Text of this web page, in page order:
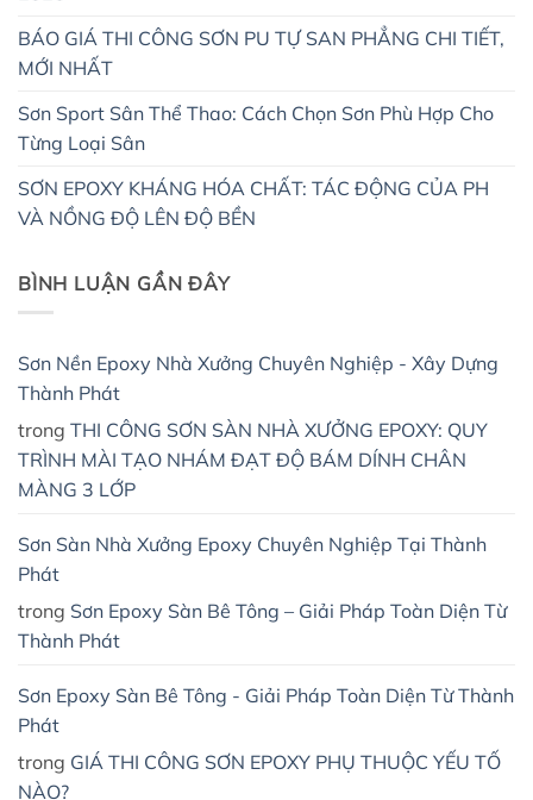
BÁO GIÁ THI CÔNG SƠN PU TỰ SAN PHẲNG CHI TIẾT,
MỚI NHẤT
Sơn Sport Sân Thể Thao: Cách Chọn Sơn Phù Hợp Cho
Từng Loại Sân
SƠN EPOXY KHÁNG HÓA CHẤT: TÁC ĐỘNG CỦA PH
VÀ NỒNG ĐỘ LÊN ĐỘ BỀN
BÌNH LUẬN GẦN ĐÂY
Sơn Nền Epoxy Nhà Xưởng Chuyên Nghiệp - Xây Dựng
Thành Phát
trong THI CÔNG SƠN SÀN NHÀ XƯỞNG EPOXY: QUY
TRÌNH MÀI TẠO NHÁM ĐẠT ĐỘ BÁM DÍNH CHÂN
MÀNG 3 LỚP
Sơn Sàn Nhà Xưởng Epoxy Chuyên Nghiệp Tại Thành
Phát
trong Sơn Epoxy Sàn Bê Tông – Giải Pháp Toàn Diện Từ
Thành Phát
Sơn Epoxy Sàn Bê Tông - Giải Pháp Toàn Diện Từ Thành
Phát
trong GIÁ THI CÔNG SƠN EPOXY PHỤ THUỘC YẾU TỐ
NÀO?